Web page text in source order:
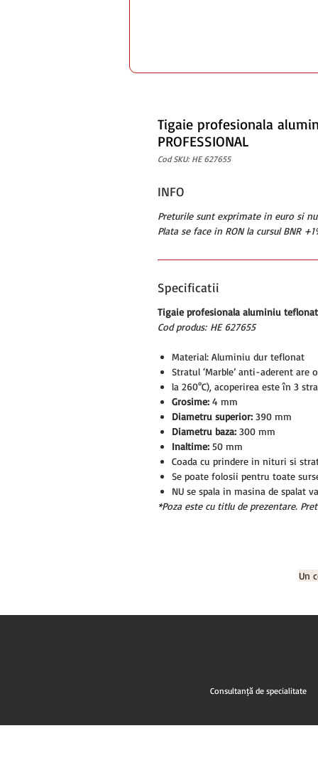
Tigaie profesionala
PROFESSIONAL
Cod SKU: HE 627655
INFO
Preturile sunt exprimate in euro si
Plata se face in RON la cursul BNR
Specificatii
Tigaie profesionala aluminiu teflonat
Cod produs: HE 627655
Material: Aluminiu dur teflonat
Stratul ‘Marble’ anti-aderent are
la 260°C), acoperirea este în 3
Grosime: 4 mm
Diametru superior: 390 mm
Diametru baza: 300 mm
Inaltime: 50 mm
Coada cu prindere in nituri si
Se poate folosii pentru toate
NU se spala in masina de spalat
*Poza este cu titlu de prezentare.
Un
Consultanță de specialitate